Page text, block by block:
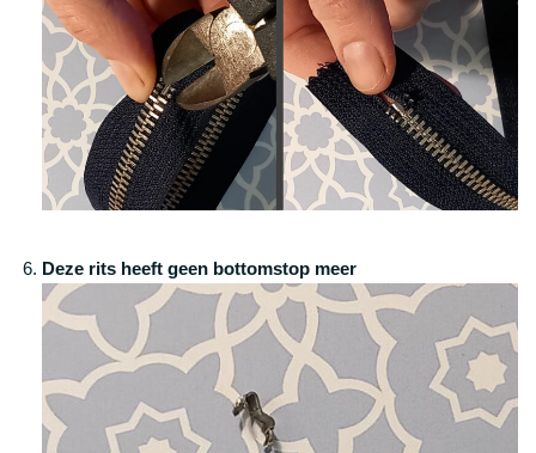
Deze rits heeft geen bottomstop meer